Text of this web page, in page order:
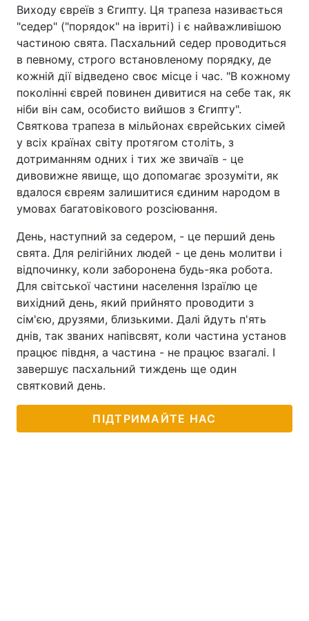
Виходу євреїв з Єгипту. Ця трапеза називається
"седер" ("порядок" на івриті) і є найважливішою
частиною свята. Пасхальний седер проводиться
в певному, строго встановленому порядку, де
кожній дії відведено своє місце і час. "В кожному
поколінні єврей повинен дивитися на себе так, як
ніби він сам, особисто вийшов з Єгипту".
Святкова трапеза в мільйонах єврейських сімей
у всіх країнах світу протягом століть, з
дотриманням одних і тих же звичаїв - це
дивовижне явище, що допомагає зрозуміти, як
вдалося євреям залишитися єдиним народом в
умовах багатовікового розсіювання.
День, наступний за седером, - це перший день
свята. Для релігійних людей - це день молитви і
відпочинку, коли заборонена будь-яка робота.
Для світської частини населення Ізраїлю це
вихідний день, який прийнято проводити з
сім'єю, друзями, близькими. Далі йдуть п'ять
днів, так званих напівсвят, коли частина установ
працює півдня, а частина - не працює взагалі. І
завершує пасхальний тиждень ще один
святковий день.
ПІДТРИМАЙТЕ НАС